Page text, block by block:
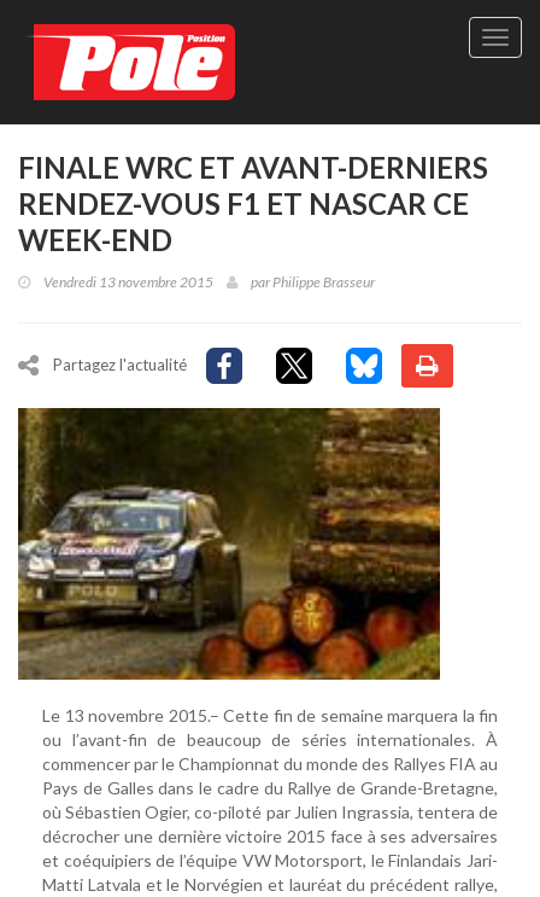
Site
FINALE WRC ET AVANT-DERNIERS
RENDEZ-VOUS F1 ET NASCAR CE
WEEK-END
Vendredi 13 novembre 2015 parPhilippe Brasseur
Partagez l'actualité
Le 13 novembre 2015.– Cette fin de semaine marquera la fin
ou l’avant-fin de beaucoup de séries internationales. À
commencer par le Championnat du monde des Rallyes FIA au
Pays de Galles dans le cadre du Rallye de Grande-Bretagne,
où Sébastien Ogier, co-piloté par Julien Ingrassia, tentera de
décrocher une dernière victoire 2015 face à ses adversaires
et coéquipiers de l’équipe VW Motorsport, le Finlandais Jari-
Matti Latvala et le Norvégien et lauréat du précédent rallye,